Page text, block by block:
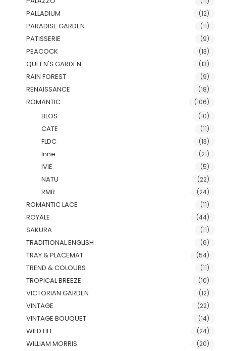
PALLADIUM (12)
PARADISE GARDEN (11)
PATISSERIE (9)
PEACOCK (13)
QUEEN'S GARDEN (13)
RAIN FOREST (9)
RENAISSANCE (18)
ROMANTIC (106)
BLOS (10)
CATE (11)
FLDC (13)
Inne (21)
IVIE (5)
NATU (22)
RMR (24)
ROMANTIC LACE (11)
ROYALE (44)
SAKURA (11)
TRADITIONAL ENGLISH (6)
TRAY & PLACEMAT (54)
TREND & COLOURS (11)
TROPICAL BREEZE (10)
VICTORIAN GARDEN (12)
VINTAGE (22)
VINTAGE BOUQUET (14)
WILD LIFE (24)
WILLIAM MORRIS (20)